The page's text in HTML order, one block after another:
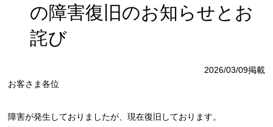
の障害復旧のお知らせとお
詫び
2026/03/09掲載
お客さま各位
障害が発生しておりましたが、現在復旧しております。